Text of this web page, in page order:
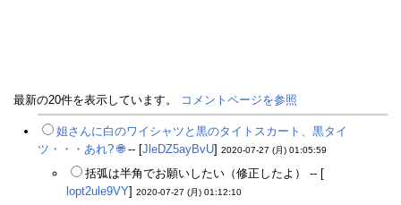
最新の20件を表示しています。 コメントページを参照
姐さんに白のワイシャツと黒のタイトスカート、黒タイ
ツ・・・あれ? 🌐-- [JleDZ5ayBvU] 2020-07-27 (月) 01:05:59
括弧は半角でお願いしたい（修正したよ） -- [
lopt2ule9VY] 2020-07-27 (月) 01:12:10